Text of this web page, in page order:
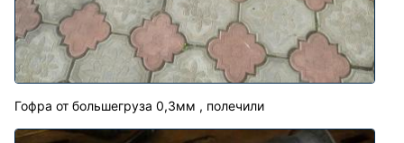
Гофра от большегруза 0,3мм , полечили